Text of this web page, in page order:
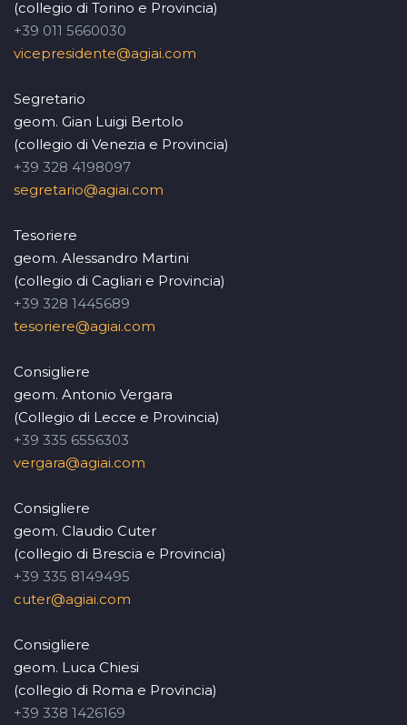
(collegio di Torino e Provincia)
+39 011 5660030
vicepresidente@agiai.com
Segretario
geom. Gian Luigi Bertolo
(collegio di Venezia e Provincia)
+39 328 4198097
segretario@agiai.com
Tesoriere
geom. Alessandro Martini
(collegio di Cagliari e Provincia)
+39 328 1445689
tesoriere@agiai.com
Consigliere
geom. Antonio Vergara
(Collegio di Lecce e Provincia)
+39 335 6556303
vergara@agiai.com
Consigliere
geom. Claudio Cuter
(collegio di Brescia e Provincia)
+39 335 8149495
cuter@agiai.com
Consigliere
geom. Luca Chiesi
(collegio di Roma e Provincia)
+39 338 1426169